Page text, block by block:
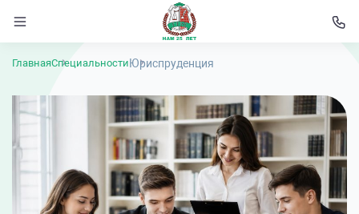
ГлавнаяСпециальностиЮриспруденция